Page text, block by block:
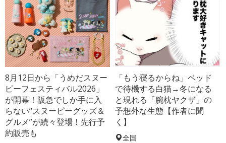
8月12日から「うめだスヌー
ピーフェスティバル2026」
が開幕！阪急でしか手に入
らない“スヌーピーグッズ＆
グルメ”が続々登場！先行予
約販売も
「もう寝るからね」ベッド
で待機する白猫→冬になる
と現れる「腕枕ヤクザ」の
予想外な生態【作者に聞
く】
全国